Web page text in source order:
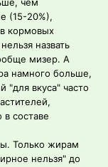
чем
(15-20%),
кормовых
назвать
мизер. А
намного больше,
вкуса" часто
в составе
Только жирам
нельзя" до